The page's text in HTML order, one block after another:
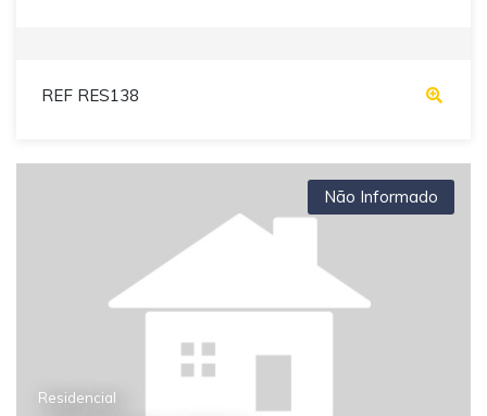
REF RES138
Não Informado
Residencial